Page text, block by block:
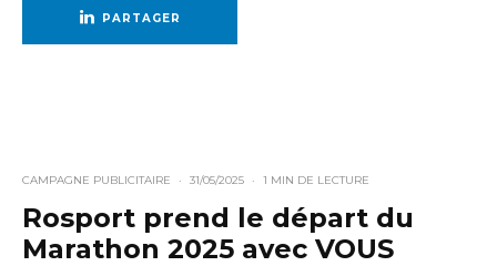
PARTAGER
CAMPAGNE PUBLICITAIRE · 31/05/2025 · 1 MIN DE LECTURE
Rosport prend le départ du
Marathon 2025 avec VOUS